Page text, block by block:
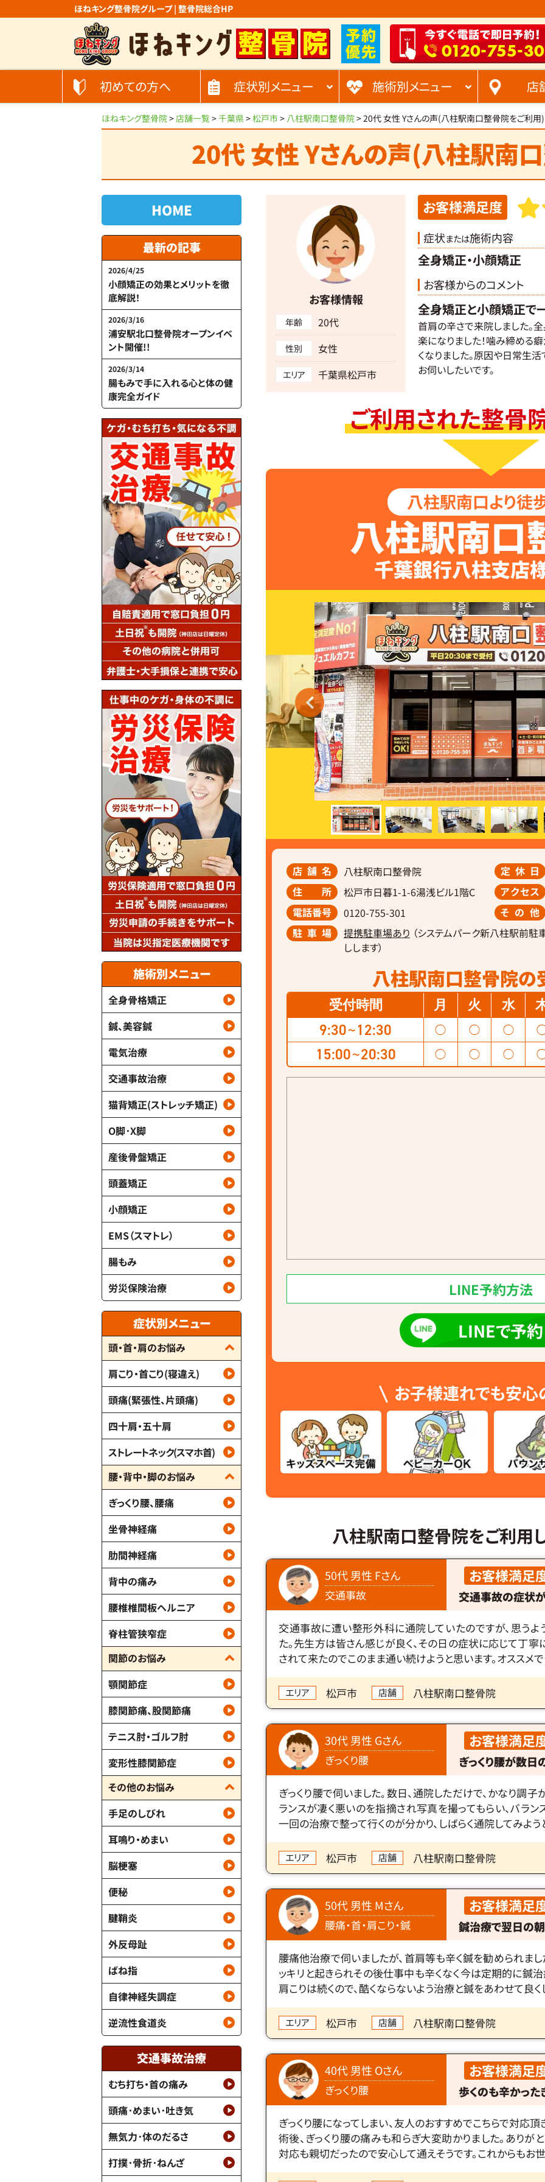
ほねキング整骨院グループ | 整骨院総合HP
0120-755-
初めての方へ 症状別メニュー 施術別メニュー 店
ほねキング整骨院>店舗一覧>千葉県>松戸市> 八柱駅南口整骨院>20代 女性 Yさんの声(八柱駅南口整骨院をご利用)
20代 女性 Yさんの声(八柱駅南
お客様情報
年齢 20代
性別 女性
エリア 千葉県松戸市
お客様満足度
症状または施術内容
全身矯正・小顔矯正
お客様からのコメント
全身矯正と小顔矯正で
首肩の辛さで来院しました。
楽になりました！噛み締める
くなりました。原因や日常生
お伺いしたいです。
ご利用された整骨
八柱駅南口より徒
八柱駅南口
千葉銀行八柱支店
店舗名 八柱駅南口整骨院
定休日
住所
松戸市日暮1-1-6湯浅ビル1階C
アクセス
電話番号
0120-755-301
その他
駐車場
提携駐車場あり （システムパーク新八柱駅前
しします）
八柱駅南口整骨院の
受付時間 月 火 水
9:30 〜 12:30 ◯ ◯ ◯
15:00 〜 20:30 ◯ ◯ ◯
LINE予約方法
LINEで予約
お子様連れでも安心
八柱駅南口整骨院をご利用
50代 男性 Fさん
交通事故
お客様満足
交通事故の症状
交通事故に遭い整形外科に通院していたのですが、思う
た。先生方は皆さん感じが良く、その日の症状に応じて丁
されて来たのでこのまま通い続けようと思います。オススメ
エリア 松戸市 店舗 八柱駅南口整骨院
30代 男性 Gさん
ぎっくり腰
お客様満足
ぎっくり腰が数日
ぎっくり腰で伺いました｡数日、通院しただけで、かなり調子
ランスが凄く悪いのを指摘され写真を撮ってもらい、バラ
一回の治療で整って行くのが分かり、しばらく通院してみよ
エリア 松戸市 店舗 八柱駅南口整骨院
50代 男性 Mさん
腰痛・首・肩こり・鍼
お客様満足
鍼治療で翌日の
腰痛他治療で伺いましたが、首肩等も辛く鍼を勧められま
ッキリと起きられその後仕事中も辛くなく今は定期的に鍼
肩こりは続くので、酷くならないよう治療と鍼をあわせて良く
エリア 松戸市 店舗 八柱駅南口整骨院
40代 男性 Oさん
ぎっくり腰
お客様満足
歩くのも辛かった
ぎっくり腰になってしまい、友人のおすすめでこちらで対応頂
術後、ぎっくり腰の痛みも和らぎ大変助かりました。ありが
対応も親切だったので安心して通えそうです。これからもお
HOME
最新の記事
2026/4/25
小顔矯正の効果とメリットを徹
底解説！
2026/3/16
浦安駅北口整骨院オープンイベ
ント開催!!
2026/3/14
腸もみで手に入れる心と体の健
康完全ガイド
施術別メニュー
全身骨格矯正
鍼、美容鍼
電気治療
交通事故治療
猫背矯正(ストレッチ矯正)
O脚･X脚
産後骨盤矯正
頭蓋矯正
小顔矯正
EMS（スマトレ）
腸もみ
労災保険治療
症状別メニュー
頭・首・肩のお悩み
肩こり・首こり(寝違え)
頭痛(緊張性、片頭痛)
四十肩・五十肩
ストレートネック(スマホ首)
腰・背中・脚のお悩み
ぎっくり腰、腰痛
坐骨神経痛
肋間神経痛
背中の痛み
腰椎椎間板ヘルニア
脊柱管狭窄症
関節のお悩み
顎関節症
膝関節痛、股関節痛
テニス肘・ゴルフ肘
変形性膝関節症
その他のお悩み
手足のしびれ
耳鳴り・めまい
脳梗塞
便秘
腱鞘炎
外反母趾
ばね指
自律神経失調症
逆流性食道炎
交通事故治療
むち打ち・首の痛み
頭痛･めまい･吐き気
無気力･体のだるさ
打撲･骨折･ねんざ